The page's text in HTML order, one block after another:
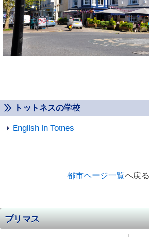
トットネスの学校
English in Totnes
都市ページ一覧へ戻る
プリマス